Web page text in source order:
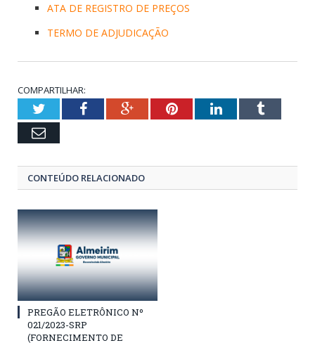
ATA DE REGISTRO DE PREÇOS
TERMO DE ADJUDICAÇÃO
COMPARTILHAR:
TwitterFacebookGoogle+PinterestLinkedInTumblr
Email
CONTEÚDO RELACIONADO
PREGÃO ELETRÔNICO Nº
021/2023-SRP
(FORNECIMENTO DE